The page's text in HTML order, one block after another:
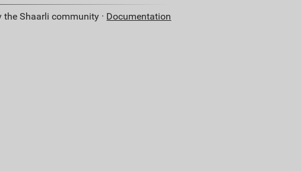
Shaarli community · Documentation